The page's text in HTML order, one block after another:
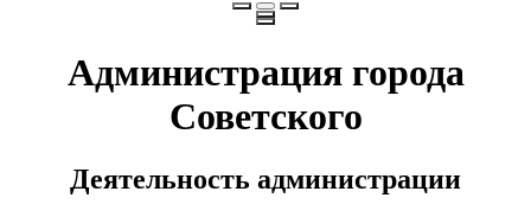
Администрация города
Советского
Деятельность администрации